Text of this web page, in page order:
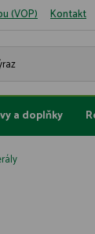
(VOP) Kontakt
a doplňky